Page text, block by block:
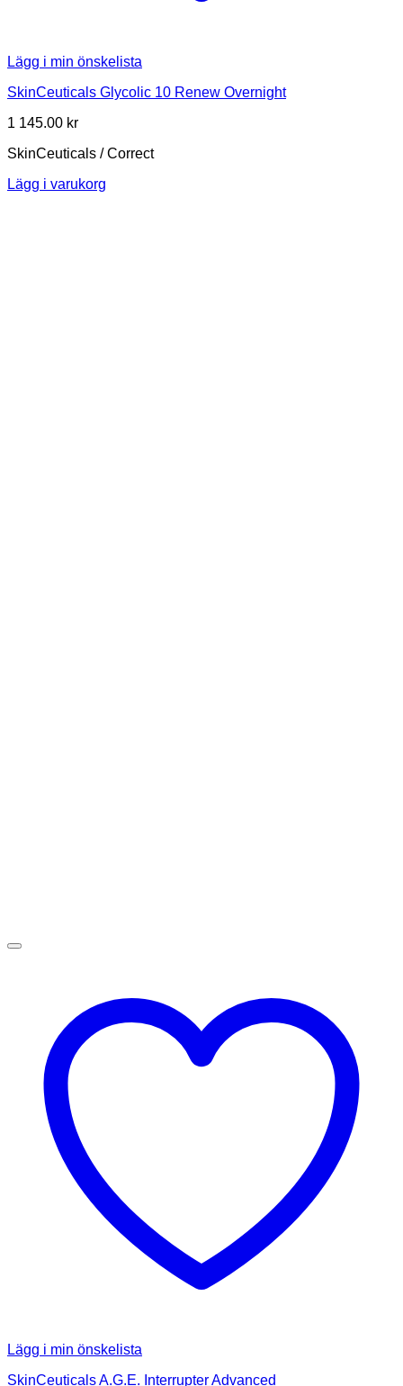
Lägg i min önskelista
SkinCeuticals Glycolic 10 Renew Overnight
1 145.00 kr
SkinCeuticals / Correct
Lägg i varukorg
Lägg i min önskelista
SkinCeuticals A.G.E. Interrupter Advanced